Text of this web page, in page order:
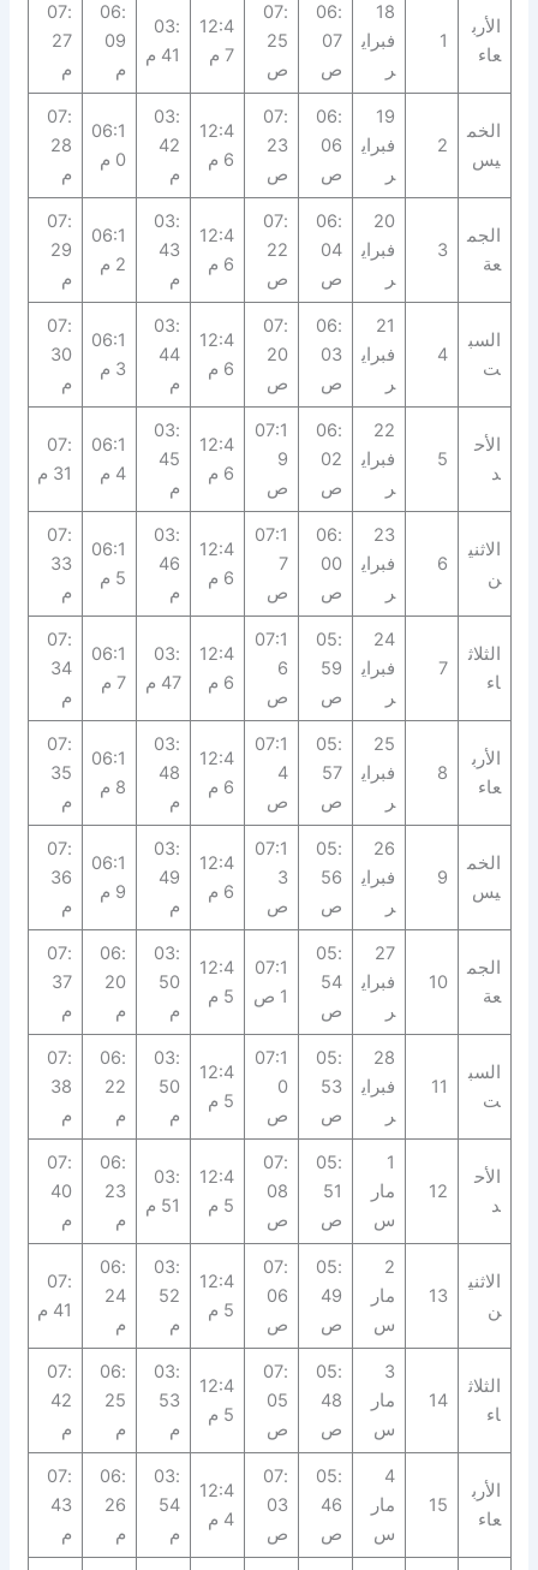
الأرب
عاء
1
18
فبراي
ر
06:
07
ص
07:
25
ص
12:4
7 م
03:
41 م
06:
09
م
07:
27
م
الخم
يس
2
19
فبراي
ر
06:
06
ص
07:
23
ص
12:4
6 م
03:
42
م
06:1
0 م
07:
28
م
الجم
عة
3
20
فبراي
ر
06:
04
ص
07:
22
ص
12:4
6 م
03:
43
م
06:1
2 م
07:
29
م
السب
ت
4
21
فبراي
ر
06:
03
ص
07:
20
ص
12:4
6 م
03:
44
م
06:1
3 م
07:
30
م
الأح
د
5
22
فبراي
ر
06:
02
ص
07:1
9
ص
12:4
6 م
03:
45
م
06:1
4 م
07:
31 م
الاثني
ن
6
23
فبراي
ر
06:
00
ص
07:1
7
ص
12:4
6 م
03:
46
م
06:1
5 م
07:
33
م
الثلاث
اء
7
24
فبراي
ر
05:
59
ص
07:1
6
ص
12:4
6 م
03:
47 م
06:1
7 م
07:
34
م
الأرب
عاء
8
25
فبراي
ر
05:
57
ص
07:1
4
ص
12:4
6 م
03:
48
م
06:1
8 م
07:
35
م
الخم
يس
9
26
فبراي
ر
05:
56
ص
07:1
3
ص
12:4
6 م
03:
49
م
06:1
9 م
07:
36
م
الجم
عة
10
27
فبراي
ر
05:
54
ص
07:1
1 ص
12:4
5 م
03:
50
م
06:
20
م
07:
37
م
السب
ت
11
28
فبراي
ر
05:
53
ص
07:1
0
ص
12:4
5 م
03:
50
م
06:
22
م
07:
38
م
الأح
د
12
1
مار
س
05:
51
ص
07:
08
ص
12:4
5 م
03:
51 م
06:
23
م
07:
40
م
الاثني
ن
13
2
مار
س
05:
49
ص
07:
06
ص
12:4
5 م
03:
52
م
06:
24
م
07:
41 م
الثلاث
اء
14
3
مار
س
05:
48
ص
07:
05
ص
12:4
5 م
03:
53
م
06:
25
م
07:
42
م
الأرب
عاء
15
4
مار
س
05:
46
ص
07:
03
ص
12:4
4 م
03:
54
م
06:
26
م
07:
43
م